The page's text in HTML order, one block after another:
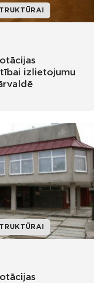
izlietojumu